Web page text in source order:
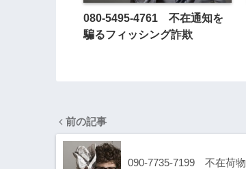
080-5495-4761 不在通知を
騙るフィッシング詐欺
前の記事
090-7735-7199 不在荷物